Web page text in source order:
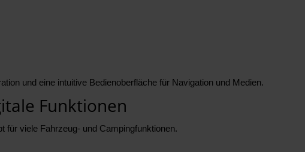
und eine intuitive Bedienoberfläche für Navigation und Medien.
Funktionen
für viele Fahrzeug- und Campingfunktionen.